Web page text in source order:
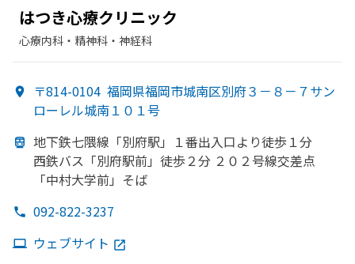
はつき心療クリニック
心療内科・​精神科・神経科
〒814-0104 福岡県福岡市城南区別府３－８－７サン
ローレル城南１０１号
地下鉄七隈線 「別府駅」 １番出入口より徒歩１分
西鉄バス「別府駅前」 徒歩２分 ２０２号線交差点
「中村大学前」 そば
092-822-3237
ウェブサイト